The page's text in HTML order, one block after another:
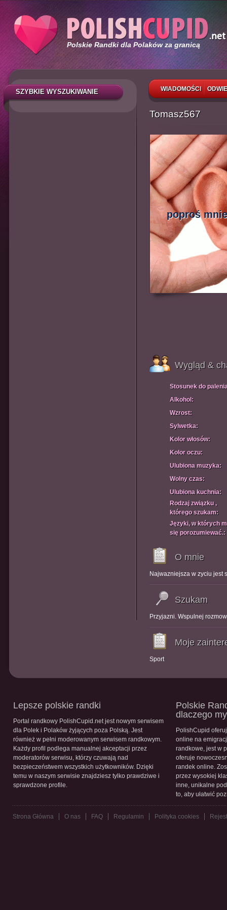
Polskie Randki dla Polaków za granicą
WIADOMOŚCI
SZYBKIE WYSZUKIWANIE
Tomasz567
poproś
Wygląd &
Stosunek do
Alkohol:
Wzrost:
Sylwetka:
Kolor włosów:
Kolor oczu:
Ulubiona muzyka:
Wolny czas:
Ulubiona kuchnia:
Rodzaj związku ,
którego szukam:
Języki, w których
się porozumiewać.:
O mnie
Najwazniejsza w zyciu jest
Szukam
Przyjazni. Wspulnej
Moje
Sport
Lepsze polskie randki
Portal randkowy PolishCupid.net jest nowym serwisem
dla Polek i Polaków żyjących poza Polską. Jest
również w pełni moderowanym serwisem randkowym.
Każdy profil podlega manualnej akceptacji przez
moderatorów serwisu, którzy czuwają nad
bezpieczeństwem wszystkich użytkowników. Dzięki
temu w naszym serwisie znajdziesz tylko prawdziwe i
sprawdzone profile.
Polskie
dlaczego
PolishCupid
online na
randkowe, jest w
oferuje
randek online.
przez wysokiej
inne, unikalne
to, aby ułatwić
Strona Główna O nas FAQ Regulamin Polityka cookies